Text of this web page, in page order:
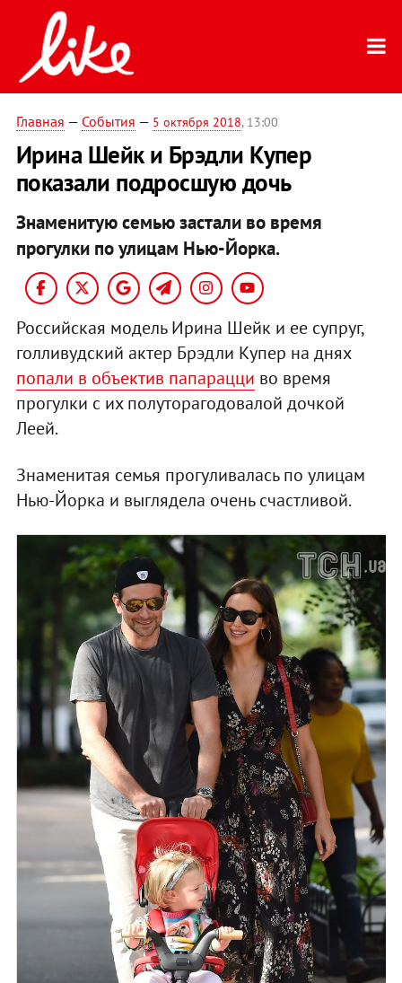
Главная — События — 5 октября 2018, 13:00
Ирина Шейк и Брэдли Купер
показали подросшую дочь
Знаменитую семью застали во время
прогулки по улицам Нью-Йорка.
Российская модель Ирина Шейк и ее супруг,
голливудский актер Брэдли Купер на днях
попали в объектив папарацци во время
прогулки с их полуторагодовалой дочкой
Леей.
Знаменитая семья прогуливалась по улицам
Нью-Йорка и выглядела очень счастливой.